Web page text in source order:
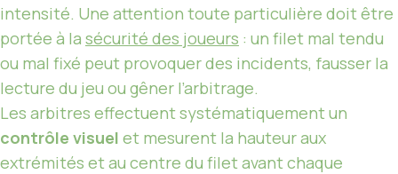
intensité. Une attention toute particulière doit être
portée à la sécurité des joueurs : un filet mal tendu
ou mal fixé peut provoquer des incidents, fausser la
lecture du jeu ou gêner l’arbitrage.
Les arbitres effectuent systématiquement un
contrôle visuel et mesurent la hauteur aux
extrémités et au centre du filet avant chaque